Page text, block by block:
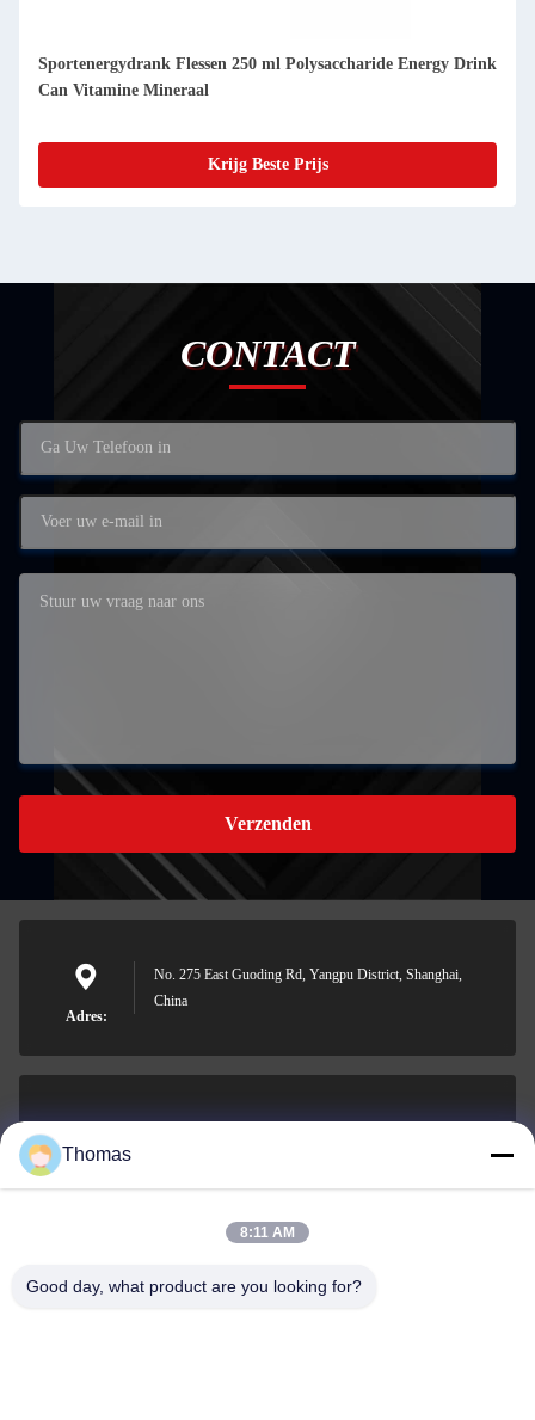
Sportenergydrank Flessen 250 ml Polysaccharide Energy Drink
Can Vitamine Mineraal
Krijg Beste Prijs
CONTACT
Verzenden
Adres:
No. 275 East Guoding Rd, Yangpu District, Shanghai,
China
0086-15921524026
Thomas
8:11 AM
Good day, what product are you looking for?